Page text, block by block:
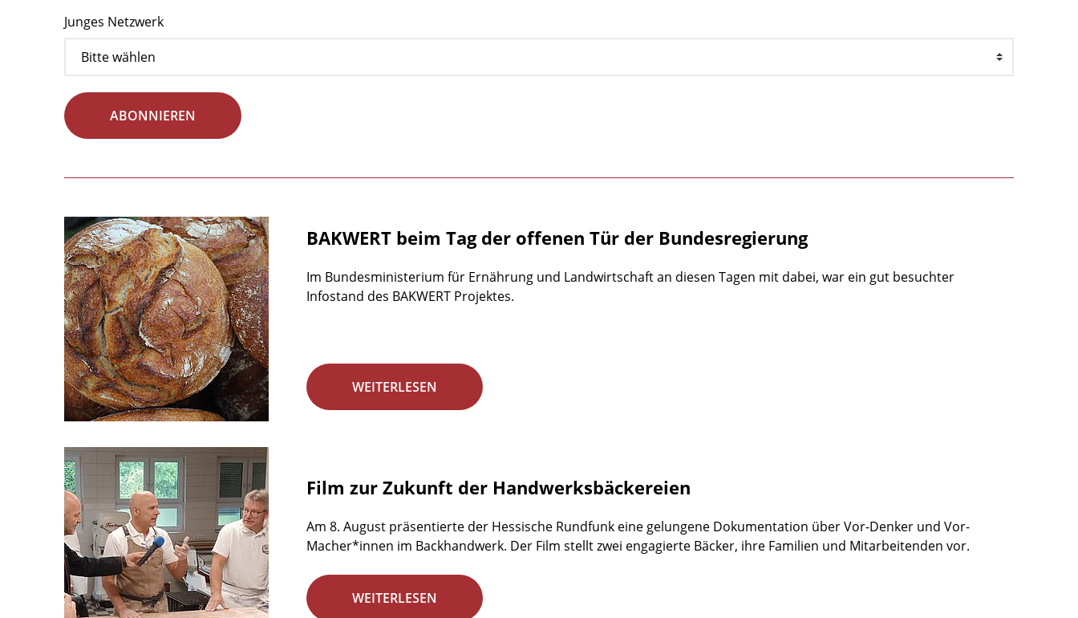
Junges Netzwerk
ABONNIEREN
BAKWERT beim Tag der offenen Tür der Bundesregierung
Im Bundesministerium für Ernährung und Landwirtschaft an diesen Tagen mit dabei, war ein gut besuchter
Infostand des BAKWERT Projektes.
WEITERLESEN
Film zur Zukunft der Handwerksbäckereien
Am 8. August präsentierte der Hessische Rundfunk eine gelungene Dokumentation über Vor-Denker und Vor-
Macher*innen im Backhandwerk. Der Film stellt zwei engagierte Bäcker, ihre Familien und Mitarbeitenden vor.
WEITERLESEN